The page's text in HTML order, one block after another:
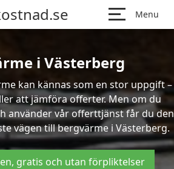
Menu
i Västerberg
kan kännas som en stor uppgift –
att jämföra offerter. Men om du
använder vår offerttjänst får du den
vägen till bergvärme i Västerberg.
gratis och utan förpliktelser